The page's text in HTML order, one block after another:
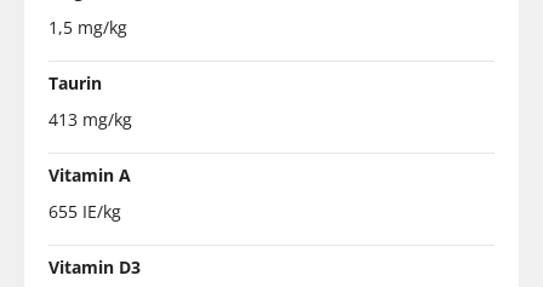
1,5 mg/kg
Taurin
413 mg/kg
Vitamin A
655 IE/kg
Vitamin D3